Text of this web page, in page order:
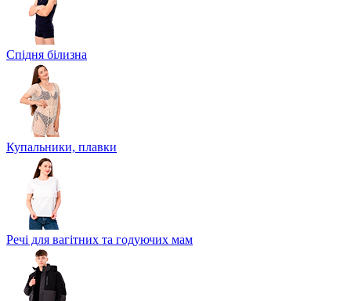
Спідня білизна
Купальники, плавки
Речі для вагітних та годуючих мам